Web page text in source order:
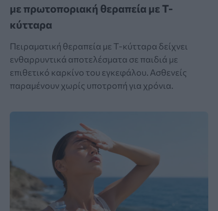
με πρωτοποριακή θεραπεία με Τ-
κύτταρα
Πειραματική θεραπεία με Τ-κύτταρα δείχνει
ενθαρρυντικά αποτελέσματα σε παιδιά με
επιθετικό καρκίνο του εγκεφάλου. Ασθενείς
παραμένουν χωρίς υποτροπή για χρόνια.